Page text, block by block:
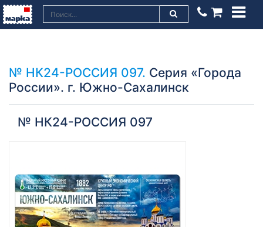
№ НК24-РОССИЯ 097. Серия «Города
России». г. Южно-Сахалинск
№ НК24-РОССИЯ 097